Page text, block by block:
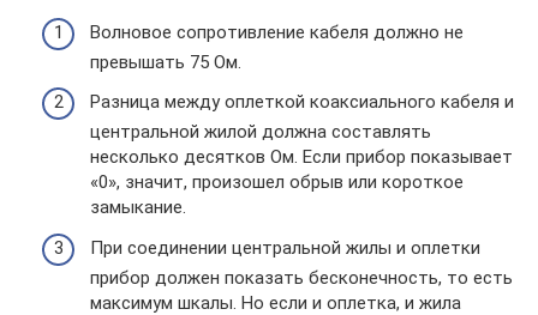
Волновое сопротивление кабеля должно не
превышать 75 Ом.
Разница между оплеткой коаксиального кабеля и
центральной жилой должна составлять
несколько десятков Ом. Если прибор показывает
«0», значит, произошел обрыв или короткое
замыкание.
При соединении центральной жилы и оплетки
прибор должен показать бесконечность, то есть
максимум шкалы. Но если и оплетка, и жила